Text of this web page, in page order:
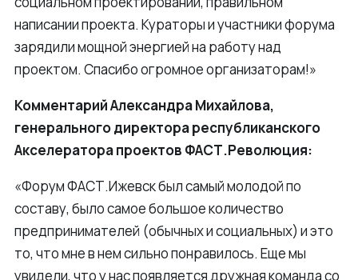
написании проекта. Кураторы и участники форума
зарядили мощной энергией на работу над
проектом. Спасибо огромное организаторам!»
Комментарий Александра Михайлова,
генерального директора республиканского
Акселератора проектов ФАСТ.Революция:
«Форум ФАСТ.Ижевск был самый молодой по
составу, было самое большое количество
предпринимателей (обычных и социальных) и это
то, что мне в нем сильно понравилось. Еще мы
увидели, что у нас появляется дружная команда со